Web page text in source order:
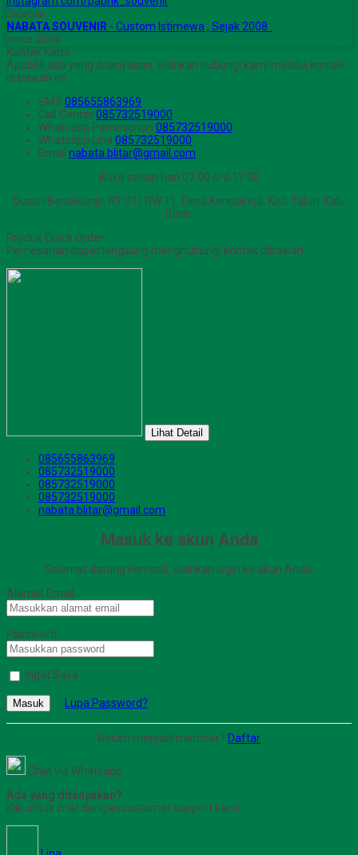
Sidebar
NABATA SOUVENIR - Custom Istimewa , Sejak 2008 .
since 2008
Kontak Kami
Apabila ada yang ditanyakan, silahkan hubungi kami melalui kontak
di bawah ini.
SMS 085655863969
Call Center085732519000
Whatsapp Pemesanan 085732519000
Whatsapp Lina 085732519000
Email nabata.blitar@gmail.com
Buka setiap hari 07.00 s/d 17.00
Dusun Bendelonje, RT 01/ RW 11, Desa Kendalrejo, Kec. Talun. Kab.
Blitar.
Produk Quick Order
Pemesanan dapat langsung menghubungi kontak dibawah:
Lihat Detail
085655863969
085732519000
085732519000
085732519000
nabata.blitar@gmail.com
Masuk ke akun Anda
Selamat datang kembali, silahkan login ke akun Anda.
Alamat Email
Password
Ingat Saya
Masuk Lupa Password?
Belum menjadi member? Daftar
Chat via Whatsapp
Ada yang ditanyakan?
Klik untuk chat dengan customer support kami